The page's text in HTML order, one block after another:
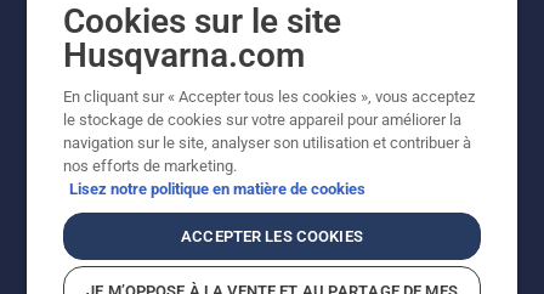
© Husqvarna AB (publ). Tous droits réservés. Les prix
indiqués sont à titre indicatif de Husqvarna Schweiz AG
aux revendeurs participants, prix en CHF, TVA 8,1 % et
TAR incluses. Sous réserve de modification. Tous les
prix indiqués sont des prix de vente recommandés (TVA
incluse), sauf si le produit est disponible pour un achat
Politique relative aux cookiesConditions d'utilisation
Cookies sur le site
Husqvarna.com
En cliquant sur « Accepter tous les cookies », vous acceptez
le stockage de cookies sur votre appareil pour améliorer la
navigation sur le site, analyser son utilisation et contribuer à
nos efforts de marketing.
Lisez notre politique en matière de cookies
ACCEPTER LES COOKIES